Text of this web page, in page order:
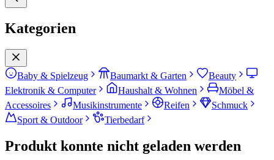
Kategorien
Baby & Spielzeug Baumarkt & Garten
Beauty
Elektronik & Computer
Haushalt & Wohnen
Möbel &
Accessoires
Musikinstrumente Reifen
Schmuck
Sport & Outdoor
Tierbedarf
Produkt konnte nicht geladen werden